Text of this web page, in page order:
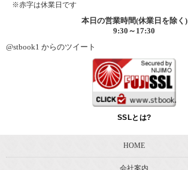
※赤字は休業日です
本日の営業時間(休業日を除く)
9:30～17:30
@stbook1 からのツイート
SSLとは?
HOME